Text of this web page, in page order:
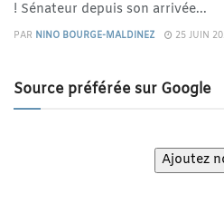
! Sénateur depuis son arrivée...
PAR NINO BOURGE-MALDINEZ 25 JUIN
Source préférée sur Google
Ajoutez